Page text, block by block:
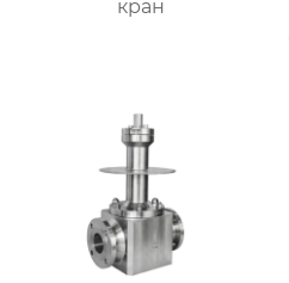
кран